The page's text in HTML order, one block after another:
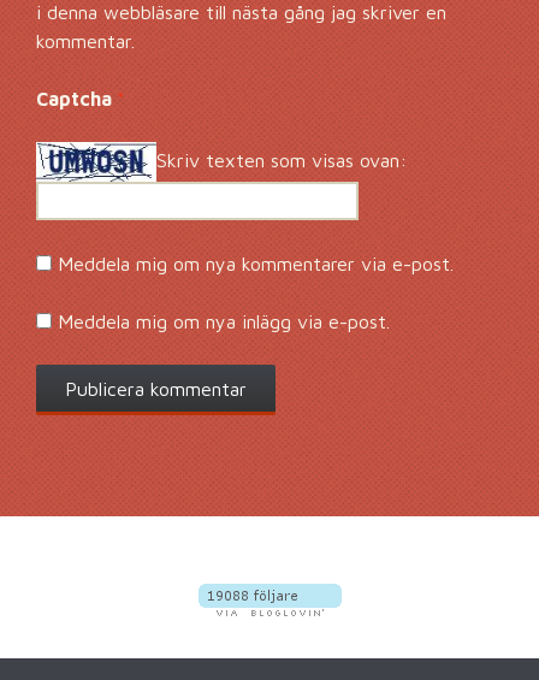
i denna webbläsare till nästa gång jag skriver en
kommentar.
Captcha*
Skriv texten som visas ovan:
Meddela mig om nya kommentarer via e-post.
Meddela mig om nya inlägg via e-post.